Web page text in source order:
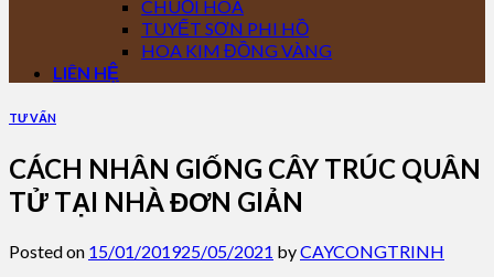
CHUỐI HOA
TUYẾT SƠN PHI HỒ
HOA KIM ĐỒNG VÀNG
LIÊN HỆ
TƯ VẤN
CÁCH NHÂN GIỐNG CÂY TRÚC QUÂN
TỬ TẠI NHÀ ĐƠN GIẢN
Posted on 15/01/201925/05/2021 byCAYCONGTRINH